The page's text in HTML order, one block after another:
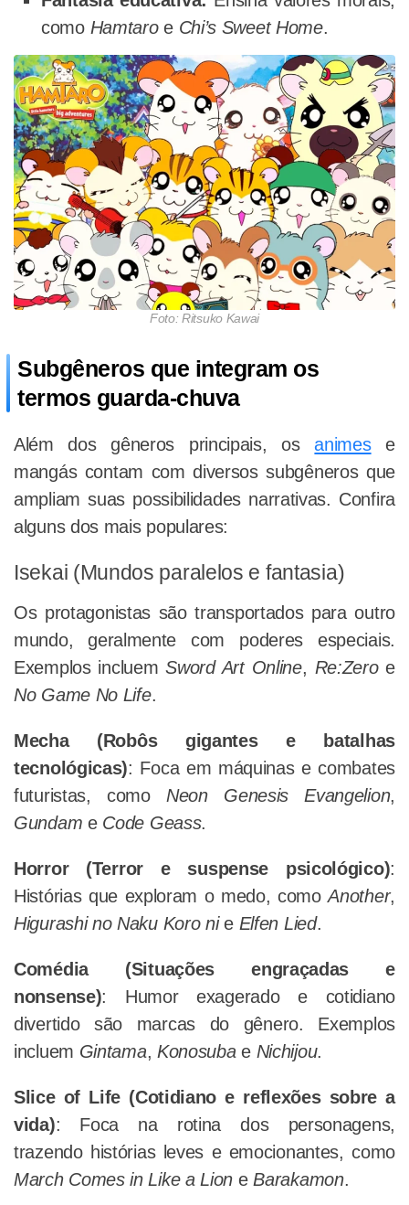
como Hamtaroe Chi’s Sweet Home.
Foto: Ritsuko Kawai
Subgêneros que integram os
termos guarda-chuva
Além dos gêneros principais, osanimese
mangás contam com diversos subgêneros que
ampliam suas possibilidades narrativas. Confira
alguns dos mais populares:
Isekai (Mundos paralelos e fantasia)
Os protagonistas são transportados para outro
mundo, geralmente com poderes especiais.
Exemplos incluemSword Art Online, Re:Zeroe
No Game No Life.
Mecha (Robôs gigantes e batalhas
tecnológicas): Foca em máquinas e combates
futuristas, como Neon Genesis Evangelion,
Gundam e Code Geass.
Horror (Terror e suspense psicológico):
Histórias que exploram o medo, comoAnother,
Higurashi no Naku Koro nie Elfen Lied.
Comédia (Situações engraçadas e
nonsense): Humor exagerado e cotidiano
divertido são marcas do gênero. Exemplos
incluem Gintama, Konosubae Nichijou.
Slice of Life (Cotidiano e reflexões sobre a
vida): Foca na rotina dos personagens,
trazendo histórias leves e emocionantes, como
March Comes in Like a Lion e Barakamon.